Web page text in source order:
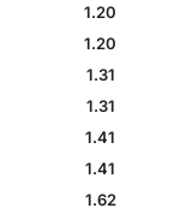
1.20
1.20
1.31
1.31
1.41
1.41
1.62